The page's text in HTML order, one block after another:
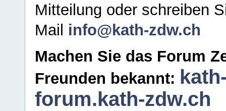
Mitteilung oder schreiben
Mail info@kath-zdw.ch
Machen Sie das Forum
Freunden bekannt:
forum.kath-zdw.ch